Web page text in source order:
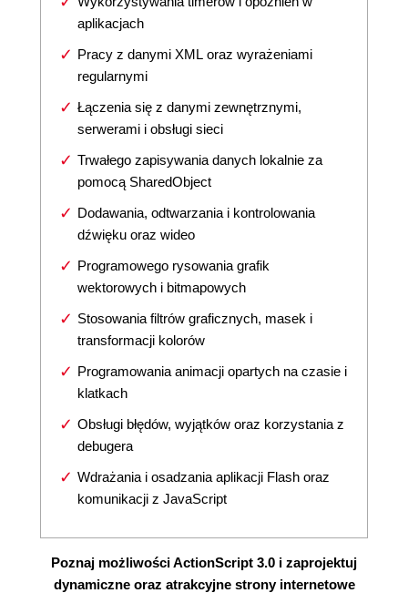
aplikacjach
Pracy z danymi XML oraz wyrażeniami
regularnymi
Łączenia się z danymi zewnętrznymi,
serwerami i obsługi sieci
Trwałego zapisywania danych lokalnie za
pomocą SharedObject
Dodawania, odtwarzania i kontrolowania
dźwięku oraz wideo
Programowego rysowania grafik
wektorowych i bitmapowych
Stosowania filtrów graficznych, masek i
transformacji kolorów
Programowania animacji opartych na czasie i
klatkach
Obsługi błędów, wyjątków oraz korzystania z
debugera
Wdrażania i osadzania aplikacji Flash oraz
komunikacji z JavaScript
Poznaj możliwości ActionScript 3.0 i zaprojektuj
dynamiczne oraz atrakcyjne strony internetowe